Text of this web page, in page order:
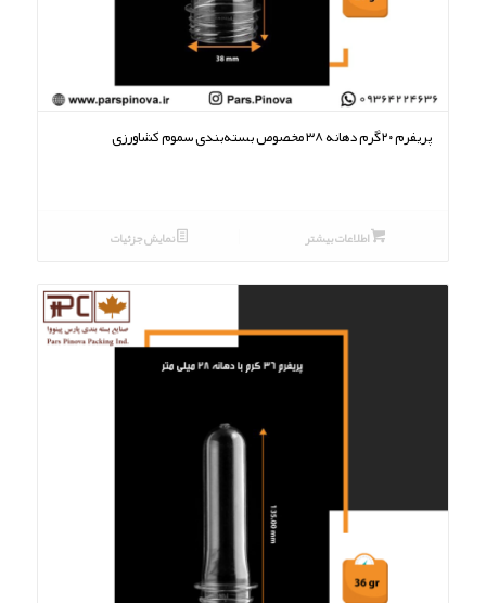
پریفرم ۲۰گرم دهانه ۳۸ مخصوص بسته‌بندی سموم کشاورزی
اطلاعات بیشتر نمایش جزئیات